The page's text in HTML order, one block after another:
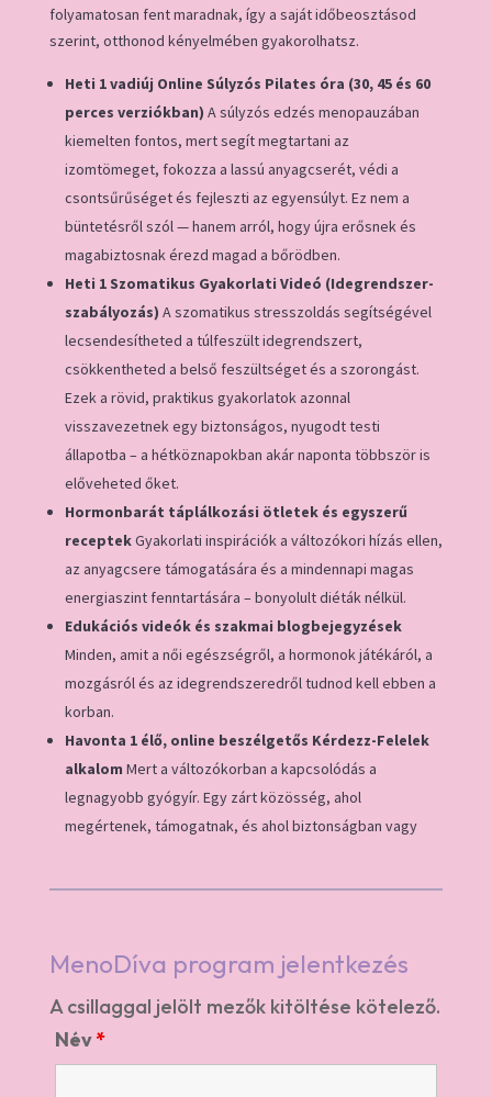
folyamatosan fent maradnak, így a saját időbeosztásod
szerint, otthonod kényelmében gyakorolhatsz.
Heti 1 vadiúj Online Súlyzós Pilates óra (30, 45 és 60
perces verziókban) A súlyzós edzés menopauzában
kiemelten fontos, mert segít megtartani az
izomtömeget, fokozza a lassú anyagcserét, védi a
csontsűrűséget és fejleszti az egyensúlyt. Ez nem a
büntetésről szól — hanem arról, hogy újra erősnek és
magabiztosnak érezd magad a bőrödben.
Heti 1 Szomatikus Gyakorlati Videó (Idegrendszer-
szabályozás) A szomatikus stresszoldás segítségével
lecsendesítheted a túlfeszült idegrendszert,
csökkentheted a belső feszültséget és a szorongást.
Ezek a rövid, praktikus gyakorlatok azonnal
visszavezetnek egy biztonságos, nyugodt testi
állapotba – a hétköznapokban akár naponta többször is
előveheted őket.
Hormonbarát táplálkozási ötletek és egyszerű
receptekGyakorlati inspirációk a változókori hízás ellen,
az anyagcsere támogatására és a mindennapi magas
energiaszint fenntartására – bonyolult diéták nélkül.
Edukációs videók és szakmai blogbejegyzések
Minden, amit a női egészségről, a hormonok játékáról, a
mozgásról és az idegrendszeredről tudnod kell ebben a
korban.
Havonta 1 élő, online beszélgetős Kérdezz-Felelek
alkalom Mert a változókorban a kapcsolódás a
legnagyobb gyógyír. Egy zárt közösség, ahol
megértenek, támogatnak, és ahol biztonságban vagy
MenoDíva program jelentkezés
A csillaggal jelölt mezők kitöltése kötelező.
Név*